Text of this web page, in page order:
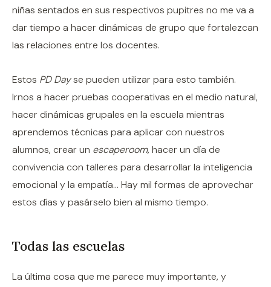
niñas sentados en sus respectivos pupitres no me va a
dar tiempo a hacer dinámicas de grupo que fortalezcan
las relaciones entre los docentes.
Estos PD Dayse pueden utilizar para esto también.
Irnos a hacer pruebas cooperativas en el medio natural,
hacer dinámicas grupales en la escuela mientras
aprendemos técnicas para aplicar con nuestros
alumnos, crear un escaperoom,hacer un día de
convivencia con talleres para desarrollar la inteligencia
emocional y la empatía... Hay mil formas de aprovechar
estos días y pasárselo bien al mismo tiempo.
Todas las escuelas
La última cosa que me parece muy importante, y